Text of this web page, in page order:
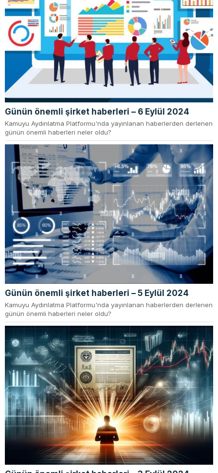
Günün önemli şirket haberleri – 6 Eylül 2024
Kamuyu Aydınlatma Platformu'nda yayınlanan haberlerden derlenen
günün önemli haberleri neler oldu?
Günün önemli şirket haberleri – 5 Eylül 2024
Kamuyu Aydınlatma Platformu'nda yayınlanan haberlerden derlenen
günün önemli haberleri neler oldu?